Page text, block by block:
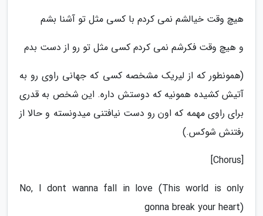
هیچ وقت خیالشم نمی کردم با کسی مثل تو آشنا بشم
و هیچ وقت فکرشم نمی کردم کسی مثل تو رو از دست بدم
(همونطور که از لیریک مشخصه کسی که جهانی راوی رو به
آتیش کشیده همونیه که دوستش داره. این شخص به قدری
برای راوی مهمه که اون رو دست نیافتنی میدونسته و حالا از
رفتنش شوکس.)
[Chorus]
No, I dont wanna fall in love (This world is only
gonna break your heart)